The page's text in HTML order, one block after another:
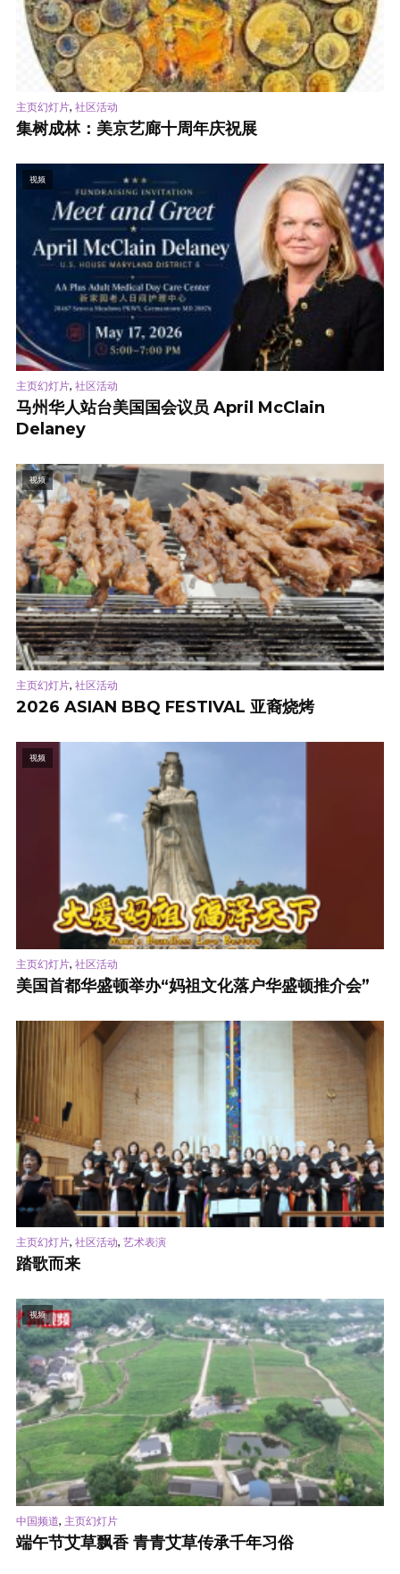
主页幻灯片, 社区活动
集树成林：美京艺廊十周年庆祝展
视频
主页幻灯片, 社区活动
马州华人站台美国国会议员 April McClain
Delaney
视频
主页幻灯片, 社区活动
2026 ASIAN BBQ FESTIVAL 亚裔烧烤
视频
主页幻灯片, 社区活动
美国首都华盛顿举办“妈祖文化落户华盛顿推介会”
主页幻灯片, 社区活动, 艺术表演
踏歌而来
视频
中国频道, 主页幻灯片
端午节艾草飘香 青青艾草传承千年习俗